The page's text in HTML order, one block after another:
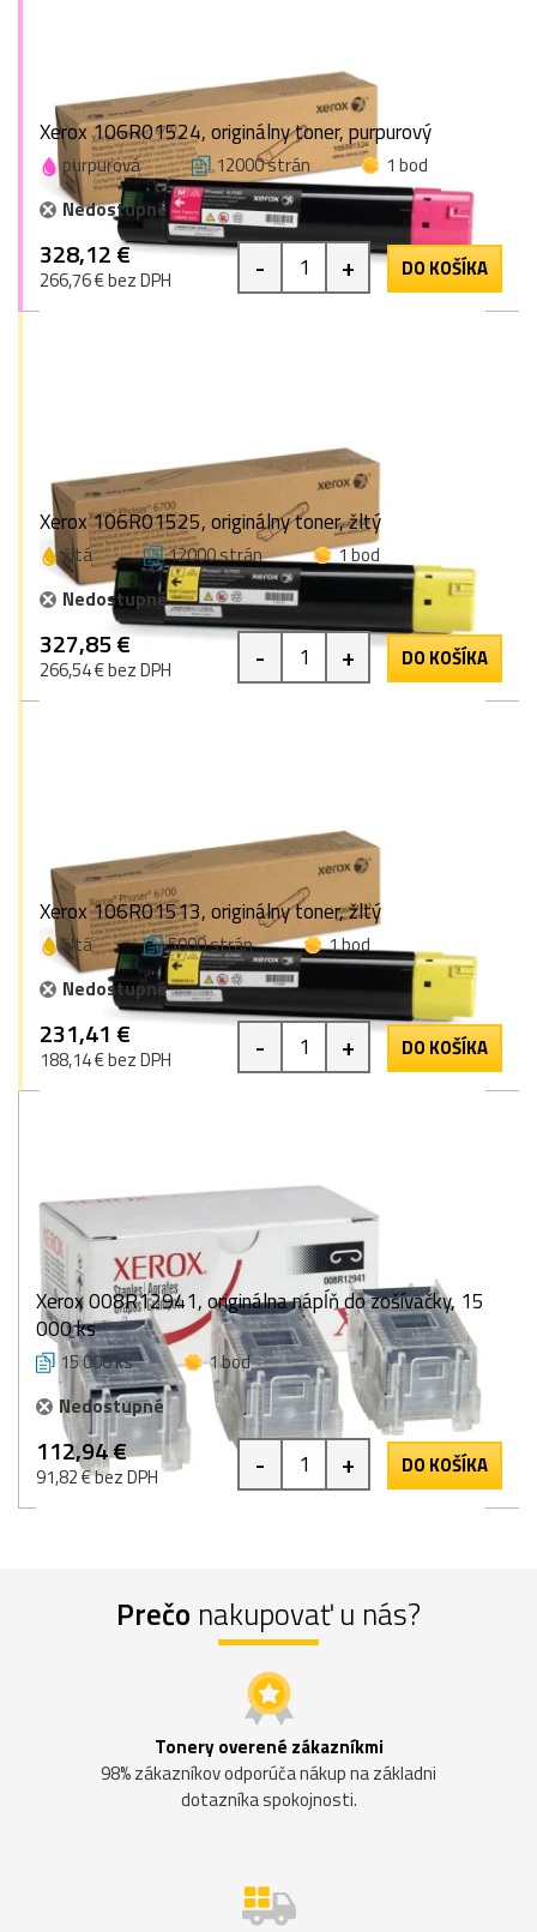
Xerox 106R01524, originálny toner, purpurový
purpurová 12000 strán
1 bod
Nedostupné
328,12 €
266,76 € bez DPH - + DO KOŠÍKA
Xerox 106R01525, originálny toner, žltý
žltá 12000 strán
1 bod
Nedostupné
327,85 €
266,54 € bez DPH - + DO KOŠÍKA
Xerox 106R01513, originálny toner, žltý
žltá 5000 strán
1 bod
Nedostupné
231,41 €
188,14 € bez DPH - + DO KOŠÍKA
Xerox 008R12941, originálna nápĺň do zošívačky, 15
000 ks
15 000 ks
1 bod
Nedostupné
112,94 €
91,82 € bez DPH - + DO KOŠÍKA
Prečo nakupovať u nás?
Tonery overené zákazníkmi
98% zákazníkov odporúča nákup na základni
dotazníka spokojnosti.